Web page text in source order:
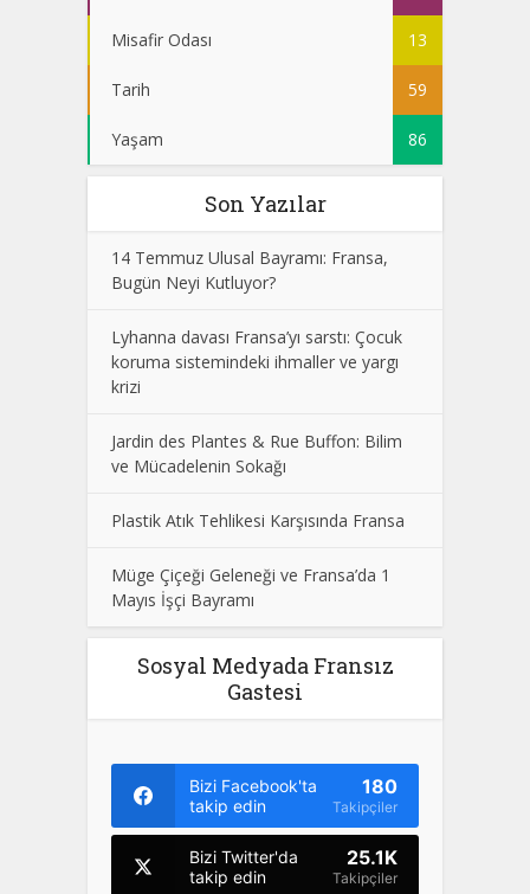
Misafir Odası 13
Tarih 59
Yaşam 86
Son Yazılar
14 Temmuz Ulusal Bayramı: Fransa,
Bugün Neyi Kutluyor?
Lyhanna davası Fransa’yı sarstı: Çocuk
koruma sistemindeki ihmaller ve yargı
krizi
Jardin des Plantes & Rue Buffon: Bilim
ve Mücadelenin Sokağı
Plastik Atık Tehlikesi Karşısında Fransa
Müge Çiçeği Geleneği ve Fransa’da 1
Mayıs İşçi Bayramı
Sosyal Medyada Fransız
Gastesi
Bizi Facebook'ta
takip edin
180
Takipçiler
Bizi Twitter'da
takip edin
25.1K
Takipçiler